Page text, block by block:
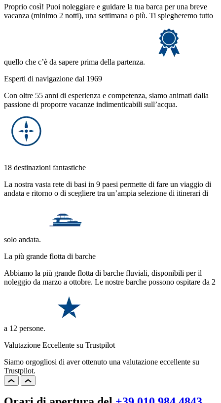
Proprio così! Puoi noleggiare e guidare la tua barca per una breve
vacanza (minimo 2 notti), una settimana o più. Ti spiegheremo tutto
quello che c’è da sapere prima della partenza.
Esperti di navigazione dal 1969
Con oltre 55 anni di esperienza e competenza, siamo animati dalla
passione di proporre vacanze indimenticabili sull’acqua.
18 destinazioni fantastiche
La nostra vasta rete di basi in 9 paesi permette di fare un viaggio di
andata e ritorno o di scegliere tra un’ampia selezione di itinerari di
solo andata.
La più grande flotta di barche
Abbiamo la più grande flotta di barche fluviali, disponibili per il
noleggio da marzo a ottobre. Le nostre barche possono ospitare da 2
a 12 persone.
Valutazione Eccellente su Trustpilot
Siamo orgogliosi di aver ottenuto una valutazione eccellente su
Trustpilot.